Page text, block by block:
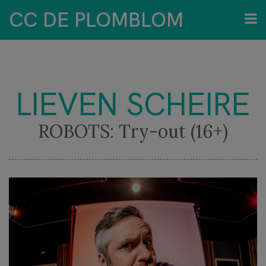
CC DE PLOMBLOM
LIEVEN SCHEIRE
ROBOTS: Try-out (16+)